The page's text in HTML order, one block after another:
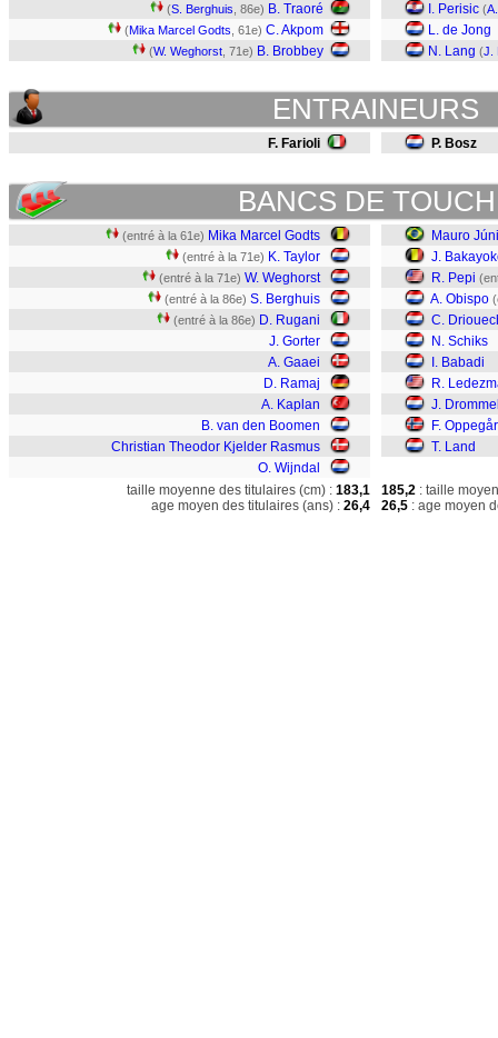
(S. Berghuis , 86e) B. Traoré
(Mika Marcel Godts , 61e) C. Akpom
(W. Weghorst , 71e) B. Brobbey
I. Perisic (
L. de Jong
N. Lang (J.
ENTRAINEURS
F. Farioli P. Bosz
BANCS DE
(entré à la 61e) Mika Marcel Godts
(entré à la 71e) K. Taylor
(entré à la 71e) W. Weghorst
(entré à la 86e) S. Berghuis
(entré à la 86e) D. Rugani
J. Gorter
A. Gaaei
D. Ramaj
A. Kaplan
B. van den Boomen
Christian Theodor Kjelder Rasmus
O. Wijndal
Mauro
J.
R. Pepi
A. Obispo
C.
N. Schiks
I. Babadi
R.
J.
F.
T. Land
taille moyenne des titulaires (cm) : 183,1
age moyen des titulaires (ans) : 26,4
185,2 : taille
26,5 : age moyen